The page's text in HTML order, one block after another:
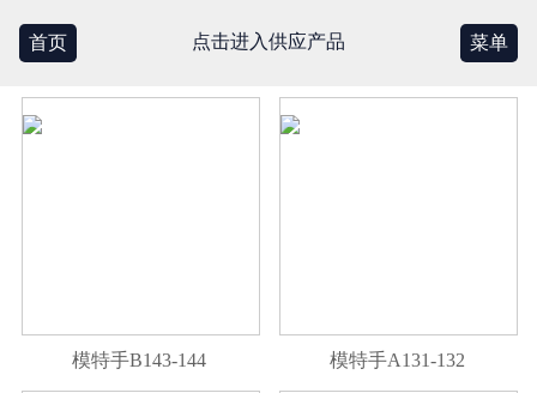
首页 点击进入供应产品 菜单
模特手B143-144 模特手A131-132